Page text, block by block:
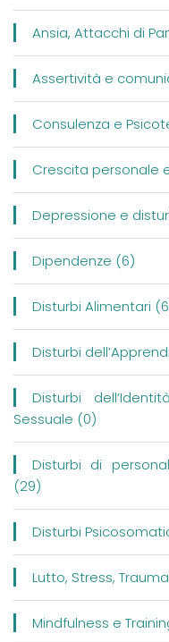
Ansia, Attacchi di
Assertività e
Consulenza e
Crescita personale
Depressione e
Dipendenze (6)
Disturbi Alimentari
Disturbi
Disturbi
Sessuale (0)
Disturbi di
(29)
Disturbi
Lutto, Stress, Trauma
Mindfulness e